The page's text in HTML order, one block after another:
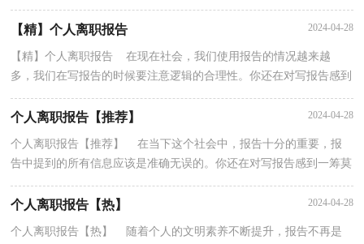
拖延症懒癌齐复发？下面是小编收集整理的个人离职...
【精】个人离职报告 2024-04-28
【精】个人离职报告 在现在社会，我们使用报告的情况越来越
多，我们在写报告的时候要注意逻辑的合理性。你还在对写报告感到
个人离职报告【推荐】 2024-04-28
个人离职报告【推荐】 在当下这个社会中，报告十分的重要，报
告中提到的所有信息应该是准确无误的。你还在对写报告感到一筹莫
个人离职报告【热】 2024-04-28
个人离职报告【热】 随着个人的文明素养不断提升，报告不再是